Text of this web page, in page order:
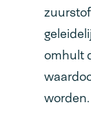
omhult
worden.